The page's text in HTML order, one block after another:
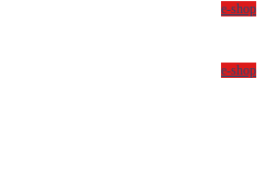
e-shop
e-shop